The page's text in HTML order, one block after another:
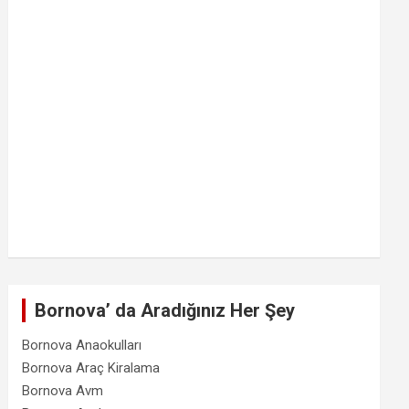
Bornova’ da Aradığınız Her Şey
Bornova Anaokulları
Bornova Araç Kiralama
Bornova Avm